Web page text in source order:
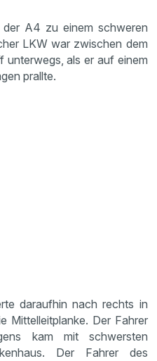
A4 zu einem schweren
LKW war zwischen dem
unterwegs, als er auf einem
prallte.
daraufhin nach rechts in
Mittelleitplanke. Der Fahrer
kam mit schwersten
Der Fahrer des